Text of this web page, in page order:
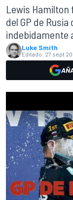
Lewis
del GP de
indebidamente
Luke Smith
Editado: 27 sept